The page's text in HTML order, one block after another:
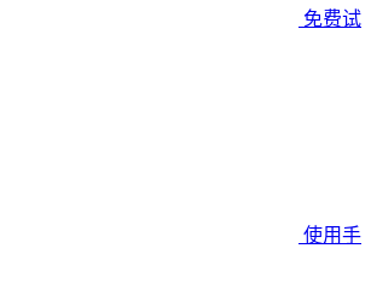
免费试
使用手